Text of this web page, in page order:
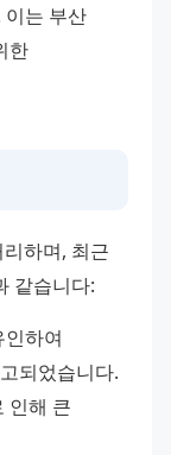
이는 부산
한
하며, 최근
같습니다:
하여
되었습니다.
인해 큰